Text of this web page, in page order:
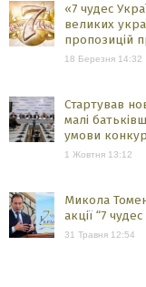
«7 чудес
великих
пропозицій
18 Березня 14:32
Стартував
малі
умови
1 Жовтня 13:12
Микола
акції “7
31 Травня 12:54